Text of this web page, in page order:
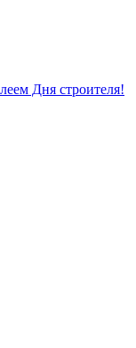
Дня строителя!